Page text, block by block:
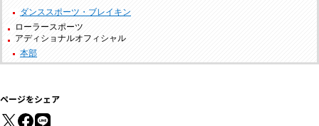
ダンススポーツ・ブレイキン
ローラースポーツ
アディショナルオフィシャル
本部
ページをシェア